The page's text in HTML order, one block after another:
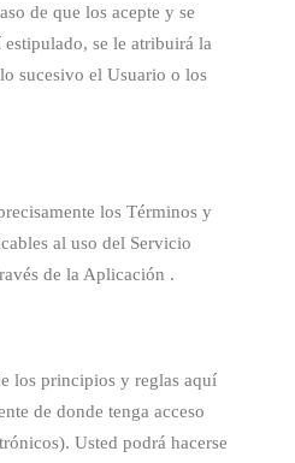
de que los acepte y se
se le atribuirá la
sucesivo el Usuario o los
los Términos y
al uso del Servicio
de la Aplicación .
los principios y reglas aquí
de donde tenga acceso
Usted podrá hacerse